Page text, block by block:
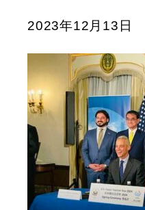
2023年12月13日